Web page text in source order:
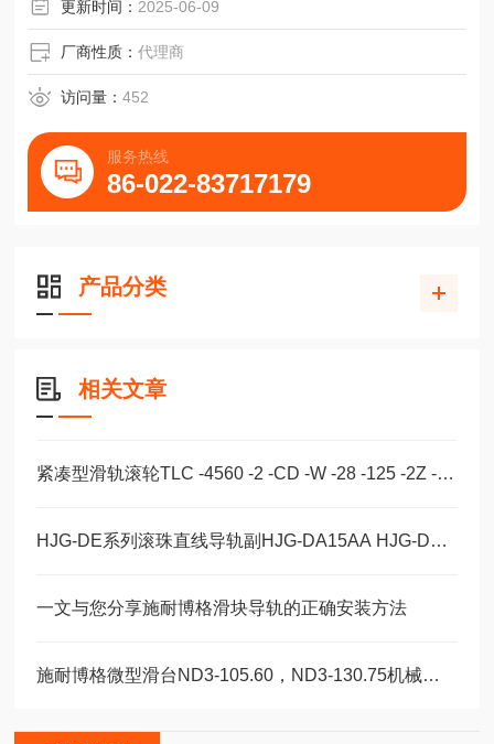
更新时间： 2025-06-09
厂商性质：代理商
访问量：452
服务热线
86-022-83717179
产品分类
相关文章
紧凑型滑轨滚轮TLC -4560 -2 -CD -W -28 -125 -2Z -B -NIC
HJG-DE系列滚珠直线导轨副HJG-DA15AA HJG-DA20AA HJG-DA20AAL
一文与您分享施耐博格滑块导轨的正确安装方法
施耐博格微型滑台ND3-105.60，ND3-130.75机械装配轴承